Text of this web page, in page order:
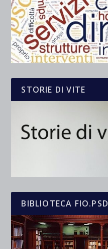
STORIE DI VITE
BIBLIOTECA FIO.PSD